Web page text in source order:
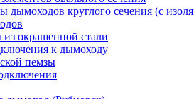
дымоходов круглого сечения (с
окрашенной стали
к дымоходу
пемзы